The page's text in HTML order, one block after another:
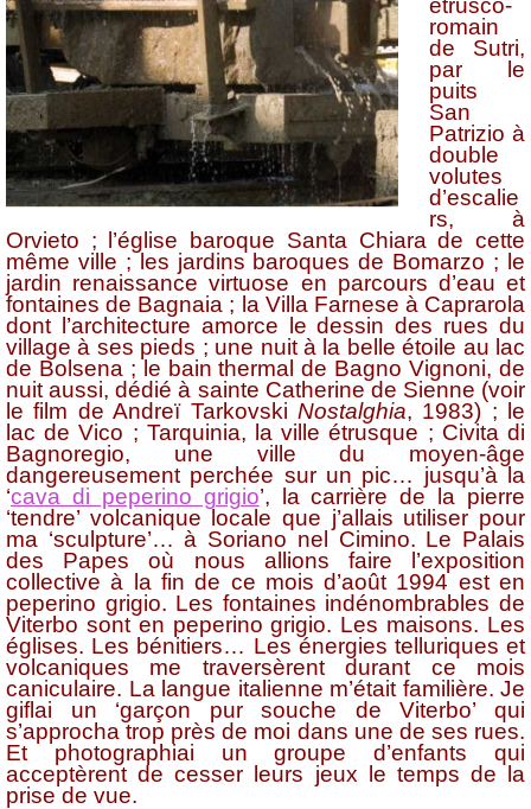
romain
de Sutri,
par le
puits
San
Patrizio à
double
volutes
d’escalie
rs, à
Orvieto ; l’église baroque Santa Chiara de cette
même ville ; les jardins baroques de Bomarzo ; le
jardin renaissance virtuose en parcours d’eau et
fontaines de Bagnaia ; la Villa Farnese à Caprarola
dont l’architecture amorce le dessin des rues du
village à ses pieds ; une nuit à la belle étoile au lac
de Bolsena ; le bain thermal de Bagno Vignoni, de
nuit aussi, dédié à sainte Catherine de Sienne (voir
le film de Andreï Tarkovski Nostalghia, 1983) ; le
lac de Vico ; Tarquinia, la ville étrusque ; Civita di
Bagnoregio, une ville du moyen-âge
dangereusement perchée sur un pic… jusqu’à la
‘cava di peperino grigio’, la carrière de la pierre
‘tendre’ volcanique locale que j’allais utiliser pour
ma ‘sculpture’… à Soriano nel Cimino. Le Palais
des Papes où nous allions faire l’exposition
collective à la fin de ce mois d’août 1994 est en
peperino grigio. Les fontaines indénombrables de
Viterbo sont en peperino grigio. Les maisons. Les
églises. Les bénitiers… Les énergies telluriques et
volcaniques me traversèrent durant ce mois
caniculaire. La langue italienne m’était familière. Je
giflai un ‘garçon pur souche de Viterbo’ qui
s’approcha trop près de moi dans une de ses rues.
Et photographiai un groupe d’enfants qui
acceptèrent de cesser leurs jeux le temps de la
prise de vue.